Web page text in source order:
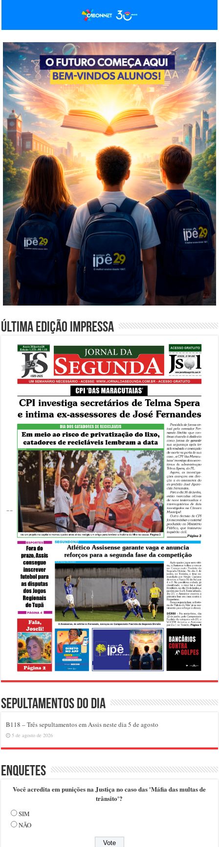
Última edição impressa
Sepultamentos do dia
B118 – Três sepultamentos em Assis neste dia 5 de agosto
5 de agosto de 2026
Enquetes
Você acredita em punições na Justiça no caso das 'Máfia das multas de
trânsito'?
SIM
NÃO